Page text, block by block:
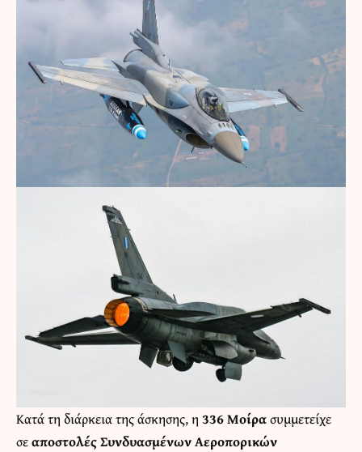
Κατά τη διάρκεια της άσκησης, η 336 Μοίρασυμμετείχε
σεαποστολές Συνδυασμένων Αεροπορικών